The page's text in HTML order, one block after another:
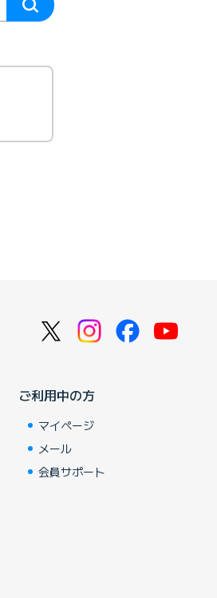
ご利用中の方
マイページ
メール
会員サポート